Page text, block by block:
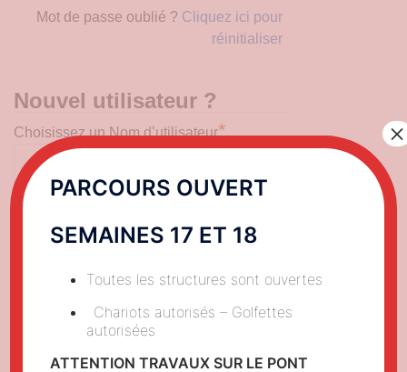
Mot de passe oublié ? Cliquez ici pour
réinitialiser
Nouvel utilisateur ?
Choisissez un Nom d’utilisateur*
PARCOURS OUVERT
SEMAINES 17 ET 18
Toutes les structures sont ouvertes
Chariots autorisés – Golfettes
autorisées
ATTENTION TRAVAUX SUR LE PONT
×